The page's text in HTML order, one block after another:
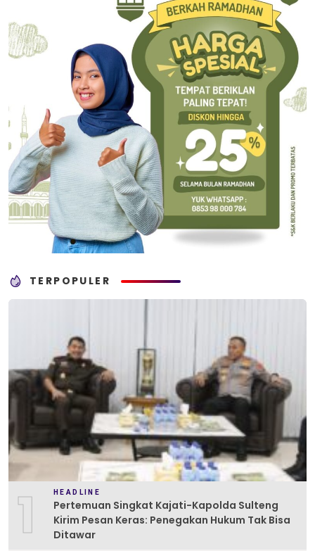
TERPOPULER
1 HEADLINE
Pertemuan Singkat Kajati-Kapolda Sulteng
Kirim Pesan Keras: Penegakan Hukum Tak Bisa
Ditawar